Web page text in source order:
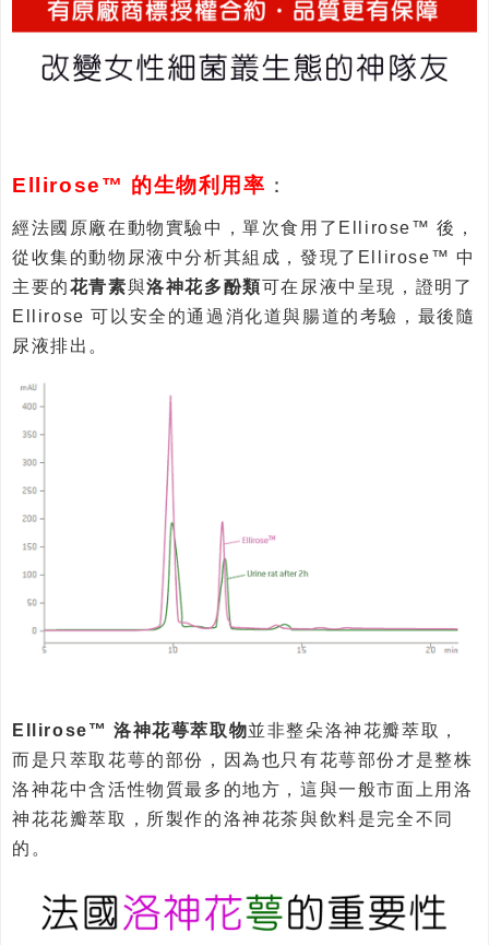
Ellirose™ 的生物利用率 ：
經法國原廠在動物實驗中，單次食用了Ellirose™ 後，
從收集的動物尿液中分析其組成，發現了Ellirose™ 中
主要的花青素與洛神花多酚類可在尿液中呈現，證明了
Ellirose 可以安全的通過消化道與腸道的考驗，最後隨
尿液排出。
Ellirose™ 洛神花萼萃取物並非整朵洛神花瓣萃取，
而是只萃取花萼的部份，因為也只有花萼部份才是整株
洛神花中含活性物質最多的地方，這與一般市面上用洛
神花花瓣萃取，所製作的洛神花茶與飲料是完全不同
的。